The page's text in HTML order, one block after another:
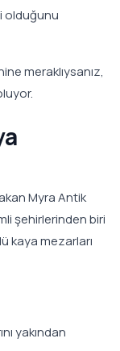
olduğunu
meraklıysanız,
Myra Antik
şehirlerinden biri
kaya mezarları
yakından